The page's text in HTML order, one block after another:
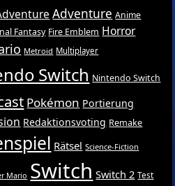
Adventure Anime
Fantasy Fire Emblem Horror
Metroid Multiplayer
Switch Nintendo Switch
Pokémon Portierung
Redaktionsvoting Remake
Rätsel Science-Fiction
Mario Switch Switch 2 Test